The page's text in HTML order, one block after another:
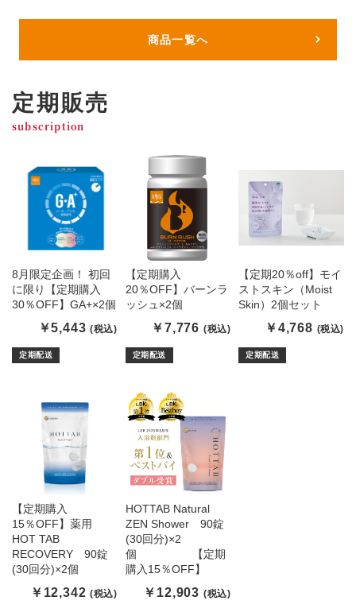
商品一覧へ
定期販売
subscription
8月限定企画！ 初回
に限り【定期購入
30％OFF】GA+×2個
￥5,443 (税込)
定期配送
【定期購入
20％OFF】バーンラ
ッシュ×2個
￥7,776 (税込)
定期配送
【定期20％off】モイ
ストスキン（Moist
Skin）2個セット
￥4,768 (税込)
定期配送
【定期購入
15％OFF】薬用
HOT TAB
RECOVERY 90錠
(30回分)×2個
￥12,342 (税込)
HOTTAB Natural
ZEN Shower 90錠
(30回分)×2
個 【定期
購入15％OFF】
￥12,903 (税込)